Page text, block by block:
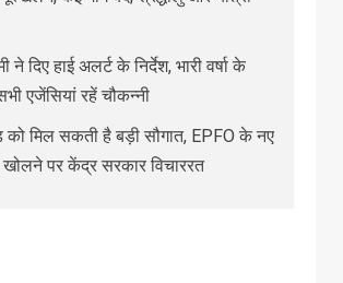
ने दिए हाई अलर्ट के निर्देश, भारी वर्षा के
एजेंसियां रहें चौकन्नी
को मिल सकती है बड़ी सौगात, EPFO के नए
खोलने पर केंद्र सरकार विचाररत